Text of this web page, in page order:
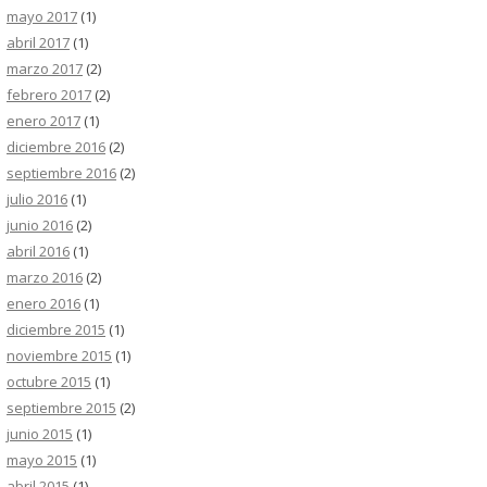
mayo 2017 (1)
abril 2017 (1)
marzo 2017 (2)
febrero 2017 (2)
enero 2017 (1)
diciembre 2016 (2)
septiembre 2016 (2)
julio 2016 (1)
junio 2016 (2)
abril 2016 (1)
marzo 2016 (2)
enero 2016 (1)
diciembre 2015 (1)
noviembre 2015 (1)
octubre 2015 (1)
septiembre 2015 (2)
junio 2015 (1)
mayo 2015 (1)